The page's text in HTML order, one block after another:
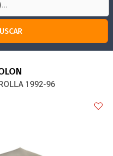
1992-96